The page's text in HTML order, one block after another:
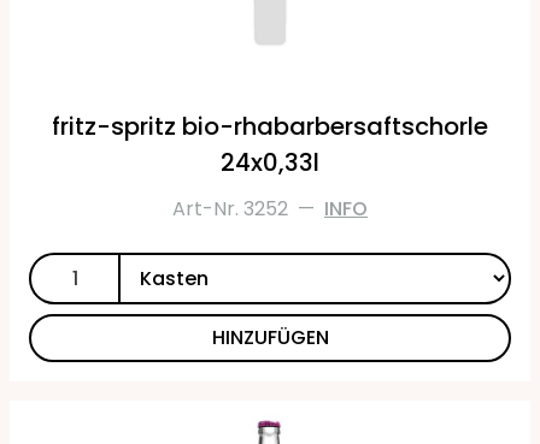
fritz-spritz bio-rhabarbersaftschorle
24x0,33l
Art-Nr. 3252 — INFO
HINZUFÜGEN